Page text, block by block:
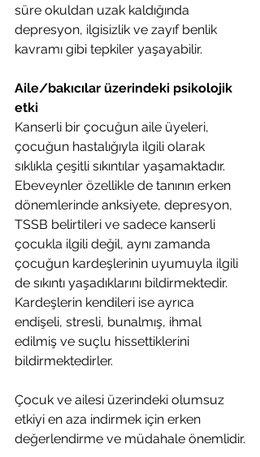
süre okuldan uzak kaldığında
depresyon, ilgisizlik ve zayıf benlik
kavramı gibi tepkiler yaşayabilir.
Aile/bakıcılar üzerindeki psikolojik
etki
Kanserli bir çocuğun aile üyeleri,
çocuğun hastalığıyla ilgili olarak
sıklıkla çeşitli sıkıntılar yaşamaktadır.
Ebeveynler özellikle de tanının erken
dönemlerinde anksiyete, depresyon,
TSSB belirtileri ve sadece kanserli
çocukla ilgili değil, aynı zamanda
çocuğun kardeşlerinin uyumuyla ilgili
de sıkıntı yaşadıklarını bildirmektedir.
Kardeşlerin kendileri ise ayrıca
endişeli, stresli, bunalmış, ihmal
edilmiş ve suçlu hissettiklerini
bildirmektedirler.
Çocuk ve ailesi üzerindeki olumsuz
etkiyi en aza indirmek için erken
değerlendirme ve müdahale önemlidir.